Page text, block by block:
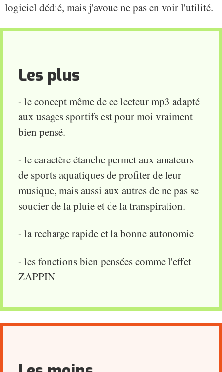
logiciel dédié, mais j'avoue ne pas en voir l'utilité.
Les plus
- le concept même de ce lecteur mp3 adapté
aux usages sportifs est pour moi vraiment
bien pensé.
- le caractère étanche permet aux amateurs
de sports aquatiques de profiter de leur
musique, mais aussi aux autres de ne pas se
soucier de la pluie et de la transpiration.
- la recharge rapide et la bonne autonomie
- les fonctions bien pensées comme l'effet
ZAPPIN